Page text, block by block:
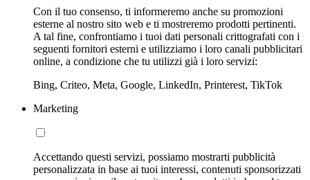
Con il tuo consenso, ti informeremo anche su promozioni
esterne al nostro sito web e ti mostreremo prodotti pertinenti.
A tal fine, confrontiamo i tuoi dati personali crittografati con i
seguenti fornitori esterni e utilizziamo i loro canali pubblicitari
online, a condizione che tu utilizzi già i loro servizi:
Bing, Criteo, Meta, Google, LinkedIn, Printerest, TikTok
Marketing
Accettando questi servizi, possiamo mostrarti pubblicità
personalizzata in base ai tuoi interessi, contenuti sponsorizzati